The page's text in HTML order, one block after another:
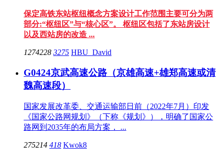
保定高铁东站枢纽概念方案设计工作范围主要可分为两
部分:“枢纽区”与“核心区”。 枢纽区包括了东站房设计
以及西站房的改造 ...
1274228 3275 HBU_David
G0424京武高速公路（京雄高速+雄郑高速或清
魏高速段）
国家发展改革委、交通运输部日前（2022年7月）印发
《国家公路网规划》（下称《规划》），明确了国家公
路网到2035年的布局方案， ...
275214 418 Kwok8